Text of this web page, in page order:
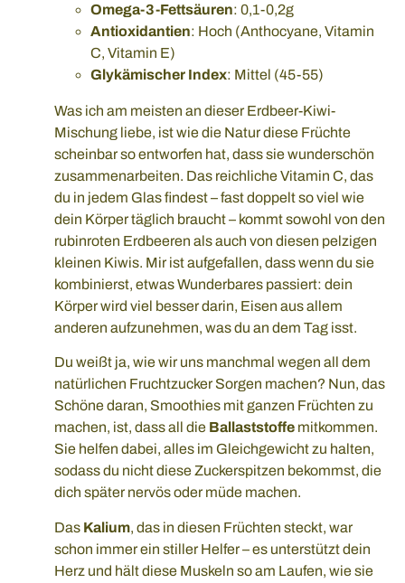
Omega-3-Fettsäuren: 0,1-0,2g
Antioxidantien: Hoch (Anthocyane, Vitamin
C, Vitamin E)
Glykämischer Index: Mittel (45-55)
Was ich am meisten an dieser Erdbeer-Kiwi-
Mischung liebe, ist wie die Natur diese Früchte
scheinbar so entworfen hat, dass sie wunderschön
zusammenarbeiten. Das reichliche Vitamin C, das
du in jedem Glas findest – fast doppelt so viel wie
dein Körper täglich braucht – kommt sowohl von den
rubinroten Erdbeeren als auch von diesen pelzigen
kleinen Kiwis. Mir ist aufgefallen, dass wenn du sie
kombinierst, etwas Wunderbares passiert: dein
Körper wird viel besser darin, Eisen aus allem
anderen aufzunehmen, was du an dem Tag isst.
Du weißt ja, wie wir uns manchmal wegen all dem
natürlichen Fruchtzucker Sorgen machen? Nun, das
Schöne daran, Smoothies mit ganzen Früchten zu
machen, ist, dass all die Ballaststoffe mitkommen.
Sie helfen dabei, alles im Gleichgewicht zu halten,
sodass du nicht diese Zuckerspitzen bekommst, die
dich später nervös oder müde machen.
Das Kalium, das in diesen Früchten steckt, war
schon immer ein stiller Helfer – es unterstützt dein
Herz und hält diese Muskeln so am Laufen, wie sie